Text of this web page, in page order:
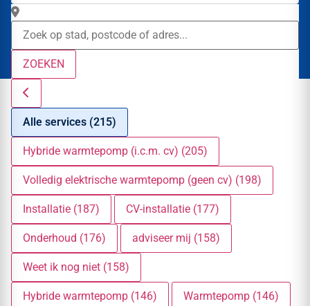
ZOEKEN
Alle services (215)
Hybride warmtepomp (i.c.m. cv) (205)
Volledig elektrische warmtepomp (geen cv) (198)
Installatie (187) CV-installatie (177)
Onderhoud (176) adviseer mij (158)
Weet ik nog niet (158)
Hybride warmtepomp (146) Warmtepomp (146)